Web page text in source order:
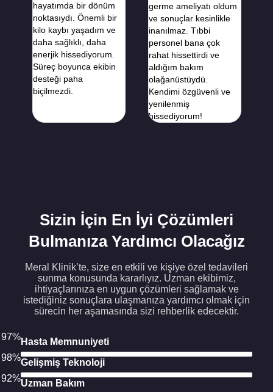
hayatımda bir dönüm
noktasıydı. Önemli bir
kilo kaybı yaşadım ve
daha sağlıklı, daha
enerjik hissediyorum.
Süreç boyunca ekibin
desteği paha
biçilmezdi.
ameliyatı oldum ve
sonuçlar tam olarak
hayal ettiğim gibiydi.
Personel çok ilgiliydi ve
cerrahlar son derece
yetenekliydi.
Görünümüm
konusunda çok daha
özgüvenli
hissediyorum!
jinekomasti
oldum ve
beklentilerimi
tıbbi ekip
germe ameliyatı oldum
ve sonuçlar kesinlikle
inanılmaz. Tıbbi
personel bana çok
rahat hissettirdi ve
aldığım bakım
olağanüstüydü.
Kendimi özgüvenli ve
yenilenmiş
hissediyorum!
Sizin İçin En İyi Çözümleri
Bulmanıza Yardımcı Olacağız
Meral Klinik’te, size en etkili ve kişiye özel tedavileri
sunma konusunda kararlıyız. Uzman ekibimiz,
ihtiyaçlarınıza en uygun çözümleri sağlamak ve
istediğiniz sonuçlara ulaşmanıza yardımcı olmak için
sürecin her aşamasında sizi rehberlik edecektir.
Hasta Memnuniyeti
97%
Gelişmiş Teknoloji
98%
Uzman Bakım
92%